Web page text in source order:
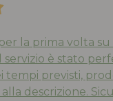
la prima volta
servizio è stato
tempi previsti,
descrizione.